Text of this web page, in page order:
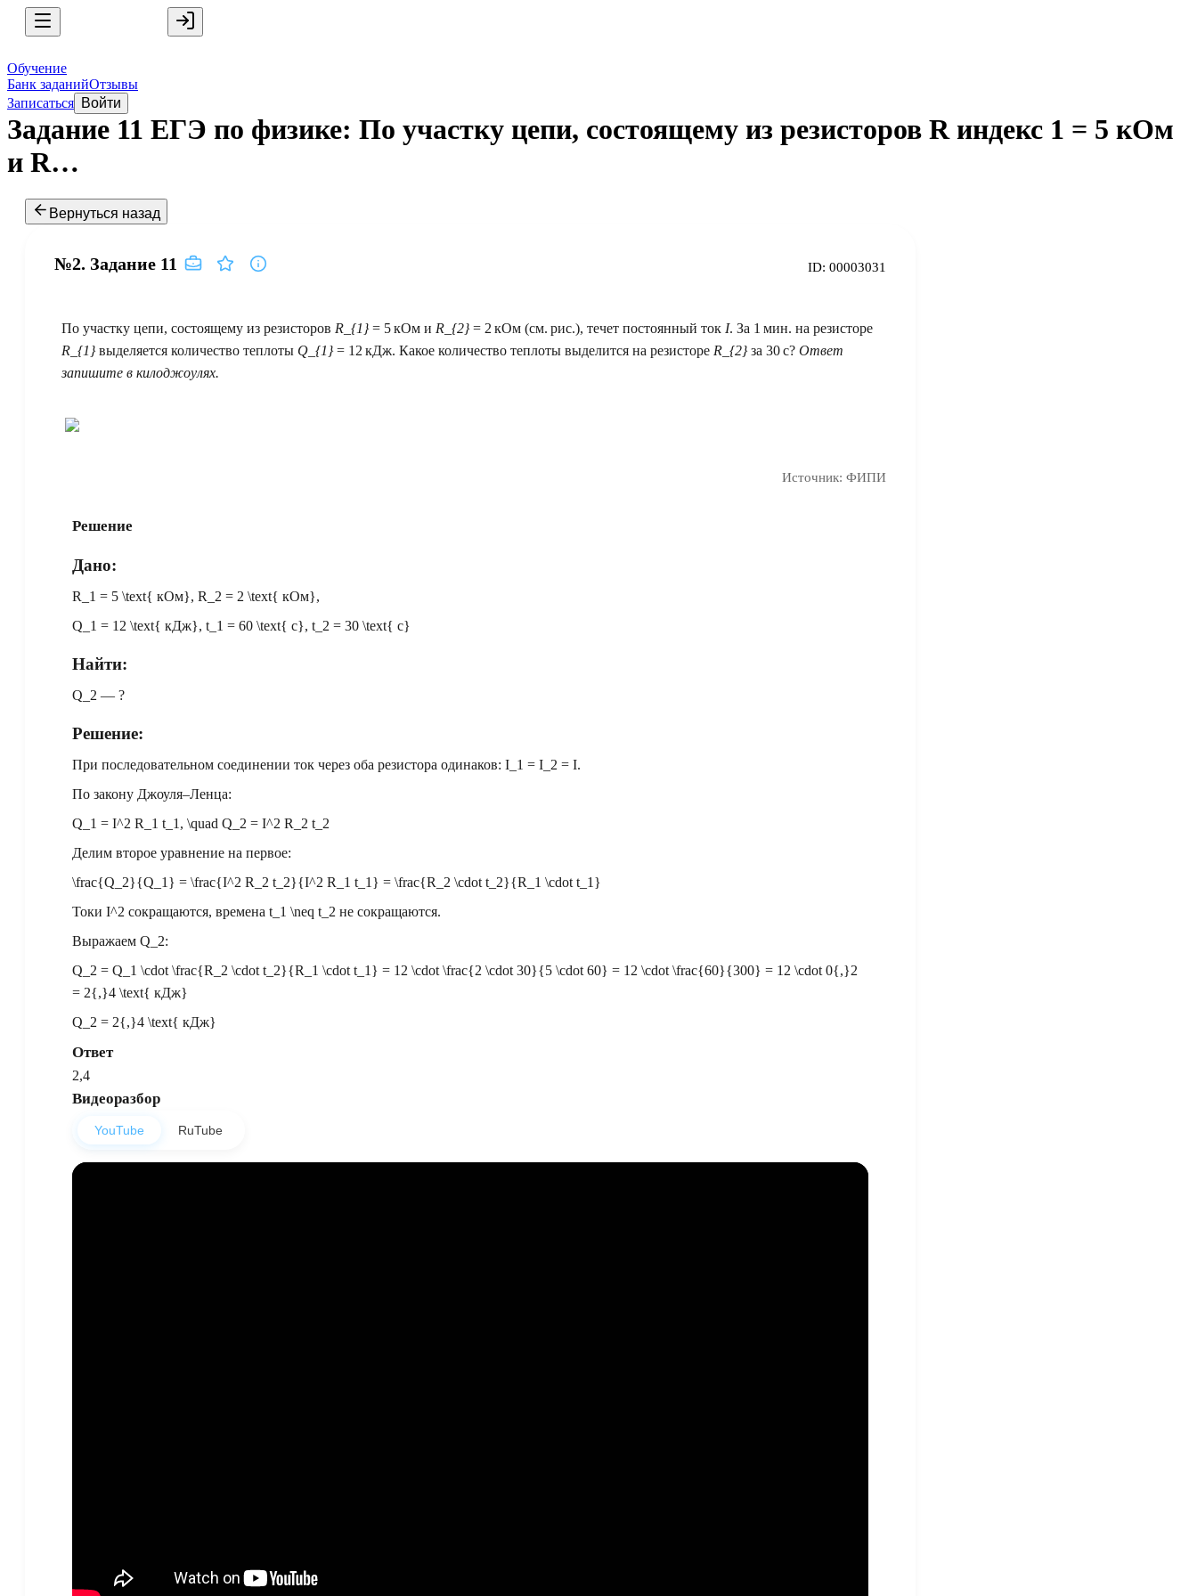
Обучение
Банк заданийОтзывы
Записаться Войти
Задание 11 ЕГЭ по физике: По участку цепи, состоящему из резисторов R индекс 1 = 5 кОм
и R…
Вернуться назад
№2. Задание 11 ID: 00003031
По участку цепи, состоящему из резисторов R_{1}= 5 кОм и R_{2}= 2 кОм (см. рис.), течет постоянный ток I. За 1 мин. на резисторе
R_{1} выделяется количество теплоты Q_{1} = 12 кДж. Какое количество теплоты выделится на резисторе R_{2}за 30 c? Ответ
запишите в килоджоулях.
Источник: ФИПИ
Решение
Дано:
R_1 = 5 \text{ кОм}, R_2 = 2 \text{ кОм},
Q_1 = 12 \text{ кДж}, t_1 = 60 \text{ с}, t_2 = 30 \text{ с}
Найти:
Q_2 — ?
Решение:
При последовательном соединении ток через оба резистора одинаков: I_1 = I_2 = I.
По закону Джоуля–Ленца:
Q_1 = I^2 R_1 t_1, \quad Q_2 = I^2 R_2 t_2
Делим второе уравнение на первое:
\frac{Q_2}{Q_1} = \frac{I^2 R_2 t_2}{I^2 R_1 t_1} = \frac{R_2 \cdot t_2}{R_1 \cdot t_1}
Токи I^2 сокращаются, времена t_1 \neq t_2 не сокращаются.
Выражаем Q_2:
Q_2 = Q_1 \cdot \frac{R_2 \cdot t_2}{R_1 \cdot t_1} = 12 \cdot \frac{2 \cdot 30}{5 \cdot 60} = 12 \cdot \frac{60}{300} = 12 \cdot 0{,}2
= 2{,}4 \text{ кДж}
Q_2 = 2{,}4 \text{ кДж}
Ответ
2,4
Видеоразбор
YouTube RuTube